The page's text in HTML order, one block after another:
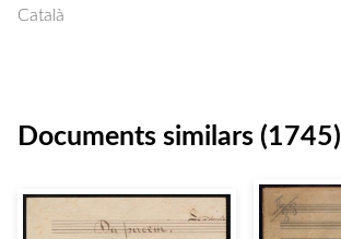
Català
Documents similars (1745)